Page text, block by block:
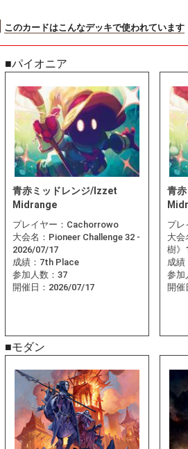
このカードはこんなデッキで使われています
■パイオニア
青赤ミッドレンジ/Izzet
Midrange
プレイヤー： Cachorrowo
大会名： Pioneer Challenge 32 -
2026/07/17
成績： 7th Place
参加人数： 37
開催日： 2026/07/17
青
プレ
大会
樹》
成績
参加
開催
■モダン